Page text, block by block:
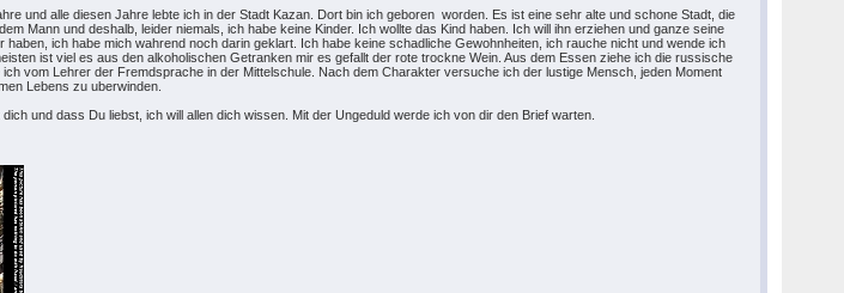
und alle diesen Jahre lebte ich in der Stadt Kazan. Dort bin ich geboren worden. Es ist eine sehr alte und schone Stadt, die
Mann und deshalb, leider niemals, ich habe keine Kinder. Ich wollte das Kind haben. Ich will ihn erziehen und ganze seine
ich habe mich wahrend noch darin geklart. Ich habe keine schadliche Gewohnheiten, ich rauche nicht und wende ich
ist viel es aus den alkoholischen Getranken mir es gefallt der rote trockne Wein. Aus dem Essen ziehe ich die russische
vom Lehrer der Fremdsprache in der Mittelschule. Nach dem Charakter versuche ich der lustige Mensch, jeden Moment
Lebens zu uberwinden.
und dass Du liebst, ich will allen dich wissen. Mit der Ungeduld werde ich von dir den Brief warten.